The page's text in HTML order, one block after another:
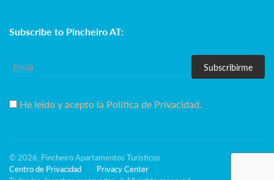
Subscribe to Pincheiro AT:
Subscribirme
He leído y acepto la Política de Privacidad.
© 2026, Pincheiro Apartamentos Turísticos
Centro de Privacidad
Privacy Center